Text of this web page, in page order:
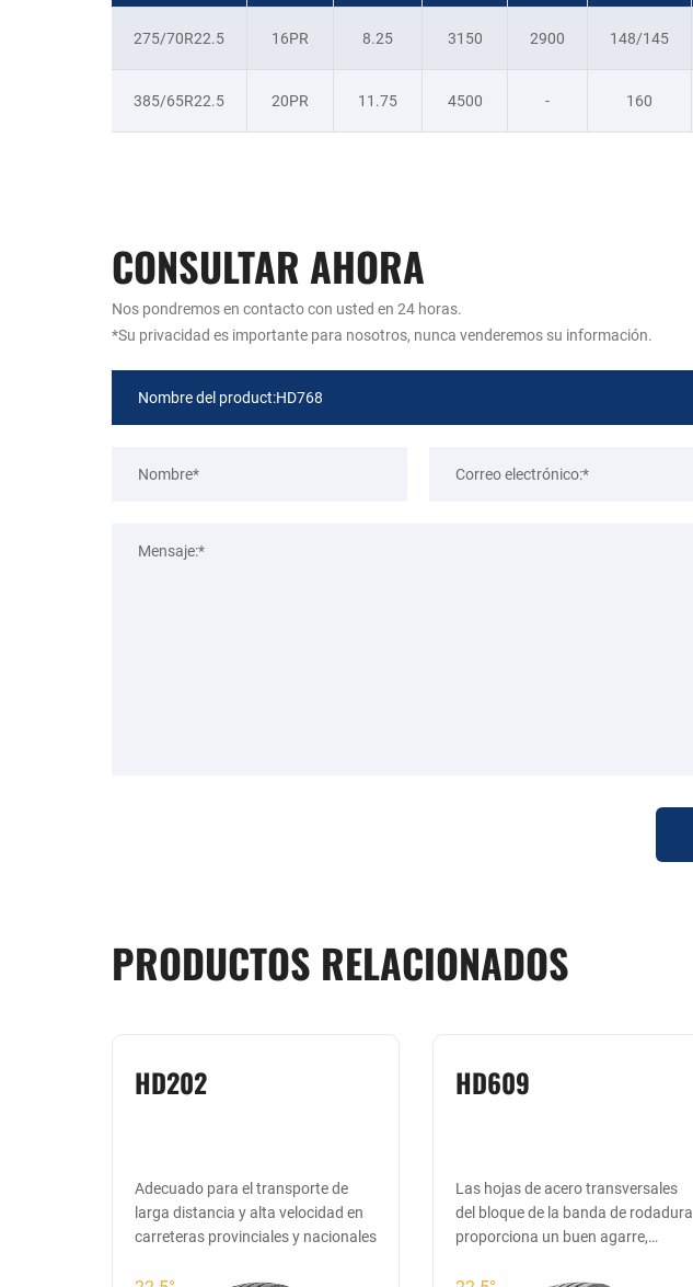
275/70R22.5 16PR 8.25 3150 2900 148/145
385/65R22.5 20PR 11.75 4500 - 160
CONSULTAR AHORA
Nos pondremos en contacto con usted en 24 horas.
*Su privacidad es importante para nosotros, nunca venderemos su información.
PRODUCTOS RELACIONADOS
HD202
Adecuado para el transporte de
larga distancia y alta velocidad en
carreteras provinciales y nacionales
HD609
Las hojas de acero transversales
del bloque de la banda de rodadura
proporciona un buen agarre,